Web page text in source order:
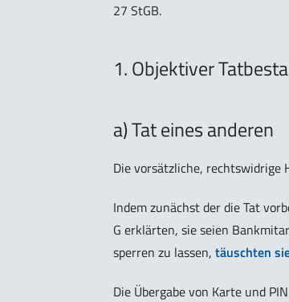
27 StGB.
1. Objektiver
a) Tat eines anderen
Die vorsätzliche, rechtswidrige
Indem zunächst der die Tat
G erklärten, sie seien
sperren zu lassen, täuschten
Die Übergabe von Karte und